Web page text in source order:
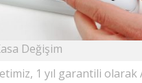
Değişim
1 yıl garantili